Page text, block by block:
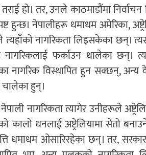
हो। तर, उनले काठमाडौंमा निर्वाचन
नेपालीहरू धमाधम अमेरिका,
नागरिकता लिइसकेका छन्।
नागरिकलाई फर्काउन थालेका छन्।
नागरिक विस्थापित हुन सक्छन्, अन्य
हुन्।
नागरिकता त्यागेर उनीहरूले
कालो धनलाई अष्ट्रेलियामा सेतो
धमाधम ओसारिरहेका छन्। तर,